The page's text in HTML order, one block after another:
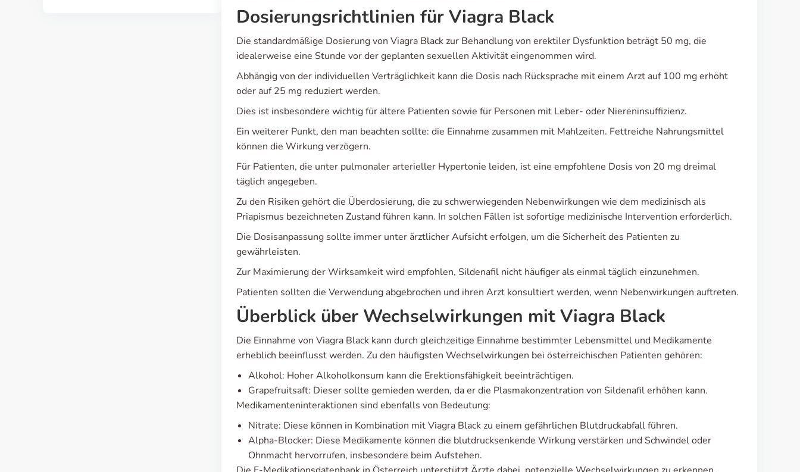
Dosierungsrichtlinien für Viagra Black
Die standardmäßige Dosierung von Viagra Black zur Behandlung von erektiler Dysfunktion beträgt 50 mg, die
idealerweise eine Stunde vor der geplanten sexuellen Aktivität eingenommen wird.
Abhängig von der individuellen Verträglichkeit kann die Dosis nach Rücksprache mit einem Arzt auf 100 mg erhöht
oder auf 25 mg reduziert werden.
Dies ist insbesondere wichtig für ältere Patienten sowie für Personen mit Leber- oder Niereninsuffizienz.
Ein weiterer Punkt, den man beachten sollte: die Einnahme zusammen mit Mahlzeiten. Fettreiche Nahrungsmittel
können die Wirkung verzögern.
Für Patienten, die unter pulmonaler arterieller Hypertonie leiden, ist eine empfohlene Dosis von 20 mg dreimal
täglich angegeben.
Zu den Risiken gehört die Überdosierung, die zu schwerwiegenden Nebenwirkungen wie dem medizinisch als
Priapismus bezeichneten Zustand führen kann. In solchen Fällen ist sofortige medizinische Intervention erforderlich.
Die Dosisanpassung sollte immer unter ärztlicher Aufsicht erfolgen, um die Sicherheit des Patienten zu
gewährleisten.
Zur Maximierung der Wirksamkeit wird empfohlen, Sildenafil nicht häufiger als einmal täglich einzunehmen.
Patienten sollten die Verwendung abgebrochen und ihren Arzt konsultiert werden, wenn Nebenwirkungen auftreten.
Überblick über Wechselwirkungen mit Viagra Black
Die Einnahme von Viagra Black kann durch gleichzeitige Einnahme bestimmter Lebensmittel und Medikamente
erheblich beeinflusst werden. Zu den häufigsten Wechselwirkungen bei österreichischen Patienten gehören:
Alkohol: Hoher Alkoholkonsum kann die Erektionsfähigkeit beeinträchtigen.
Grapefruitsaft: Dieser sollte gemieden werden, da er die Plasmakonzentration von Sildenafil erhöhen kann.
Medikamenteninteraktionen sind ebenfalls von Bedeutung:
Nitrate: Diese können in Kombination mit Viagra Black zu einem gefährlichen Blutdruckabfall führen.
Alpha-Blocker: Diese Medikamente können die blutdrucksenkende Wirkung verstärken und Schwindel oder
Ohnmacht hervorrufen, insbesondere beim Aufstehen.